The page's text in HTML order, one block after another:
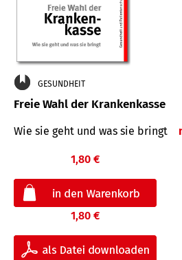
GESUNDHEIT
Freie Wahl der Krankenkasse
Wie sie geht und was sie bringt
1,80 €
1,80 €